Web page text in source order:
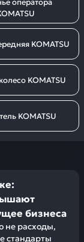
оператора
KOMATSU
KOMATSU
KOMATSU
бизнеса
не расходы,
стандарты